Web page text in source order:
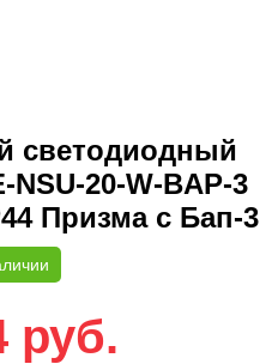
светодиодный
NSU-20-W-BAP-3
Призма с Бап-3
руб.